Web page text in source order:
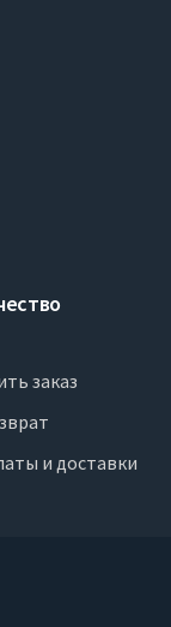
заказ
и доставки